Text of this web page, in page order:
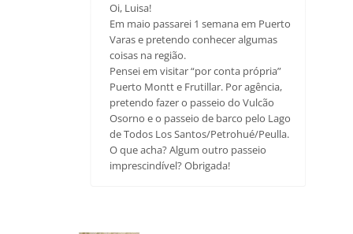
Oi, Luisa!
Em maio passarei 1 semana em Puerto
Varas e pretendo conhecer algumas
coisas na região.
Pensei em visitar “por conta própria”
Puerto Montt e Frutillar. Por agência,
pretendo fazer o passeio do Vulcão
Osorno e o passeio de barco pelo Lago
de Todos Los Santos/Petrohué/Peulla.
O que acha? Algum outro passeio
imprescindível? Obrigada!